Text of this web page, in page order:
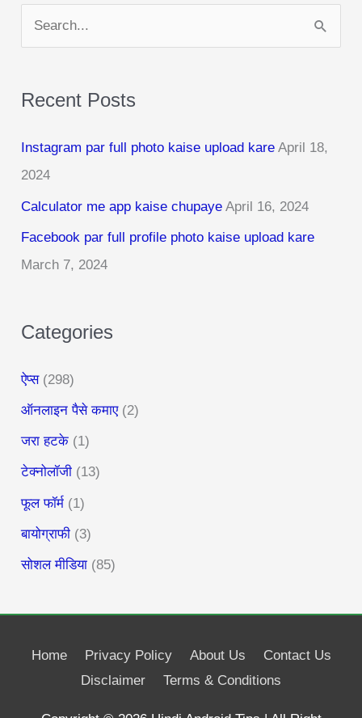
e
r
h
f
o
r
:
Recent Posts
Instagram par full photo kaise upload kare April 18,
2024
Calculator me app kaise chupaye April 16, 2024
Facebook par full profile photo kaise upload kare
March 7, 2024
Categories
ऐप्स(298)
ऑनलाइन पैसे कमाए(2)
जरा हटके (1)
टेक्नोलॉजी (13)
फूल फॉर्म (1)
बायोग्राफी (3)
सोशल मीडिया (85)
Home Privacy Policy About Us
Contact Us
Disclaimer
Terms & Conditions